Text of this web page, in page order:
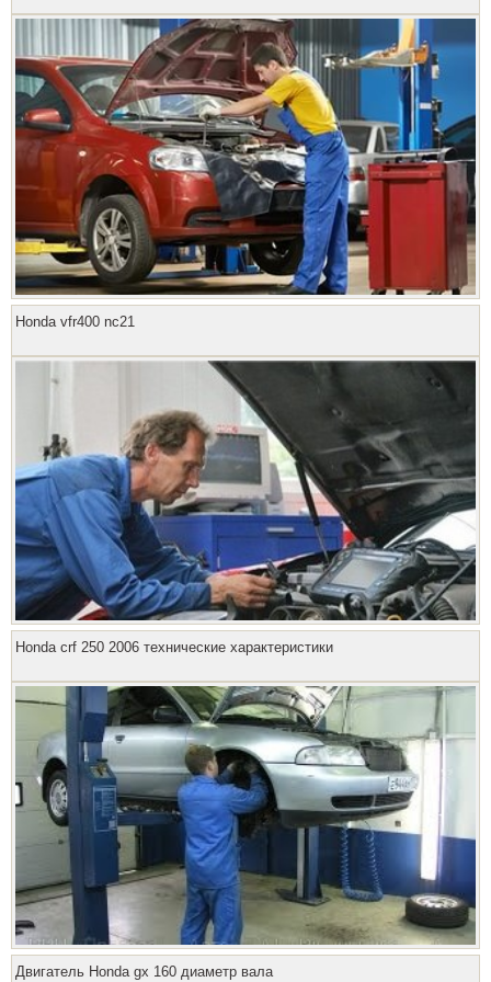
Honda vfr400 nc21
Honda crf 250 2006 технические характеристики
Двигатель Honda gx 160 диаметр вала